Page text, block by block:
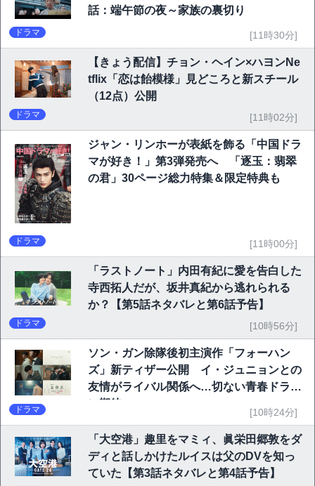
話：端午節の夜～家族の裏切り
ドラマ [11時30分]
【きょう配信】チョン・ヘイン×ハヨンNe
tflix「恋は飴模様」見どころと新スチール
（12点）公開
ドラマ [11時02分]
ジャン・リンホーが表紙を飾る「中国ドラ
マが好き！」第3弾発売へ 「逐玉：翡翠
の君」30ページ総力特集＆限定特典も
ドラマ [11時00分]
「ラストノート」内田有紀に愛を告白した
寺西拓人だが、坂井真紀から逃れられる
か？【第5話ネタバレと第6話予告】
ドラマ [10時56分]
ソン・ガン除隊後初主演作「フォーハン
ズ」新ティザー公開 イ・ジュニョンとの
友情がライバル関係へ…切ない青春ドラマ
に期待
ドラマ [10時24分]
「大空港」趣里をマミィ、眞栄田郷敦をダ
ディと話しかけたルイスは父のDVを知っ
ていた【第3話ネタバレと第4話予告】